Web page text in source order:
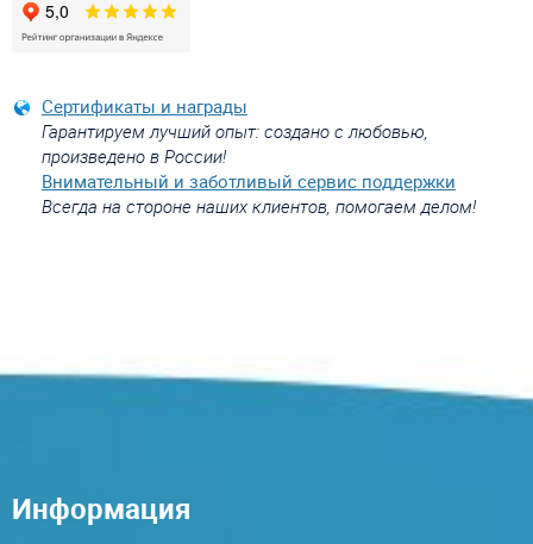
Сертификаты и награды
Гарантируем лучший опыт: создано с любовью,
произведено в России!
Внимательный и заботливый сервис поддержки
Всегда на стороне наших клиентов, помогаем делом!
Информация